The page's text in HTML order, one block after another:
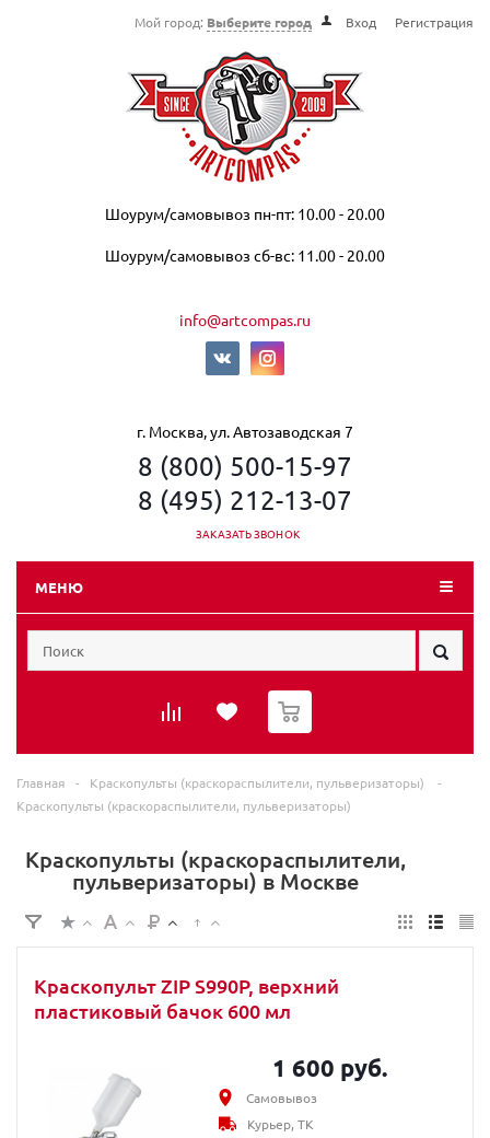
Мой город: Выберите город Вход Регистрация
Шоурум/самовывоз пн-пт: 10.00 - 20.00
Шоурум/самовывоз сб-вс: 11.00 - 20.00
info@artcompas.ru
г. Москва, ул. Автозаводская 7
8 (800) 500-15-97
8 (495) 212-13-07
ЗАКАЗАТЬ ЗВОНОК
МЕНЮ
0
Главная - Краскопульты (краскораспылители, пульверизаторы)
-
Краскопульты (краскораспылители, пульверизаторы)
Краскопульты (краскораспылители,
пульверизаторы) в Москве
Краскопульт ZIP S990P, верхний
пластиковый бачок 600 мл
1 600 руб.
Самовывоз
Курьер, ТК